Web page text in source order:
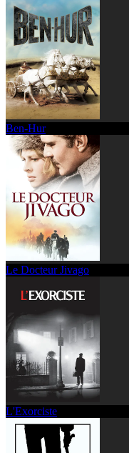
Ben-Hur
Le Docteur Jivago
L'Exorciste